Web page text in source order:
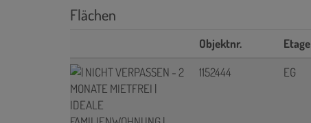
Flächen
Objektnr. Etage
1152444
EG